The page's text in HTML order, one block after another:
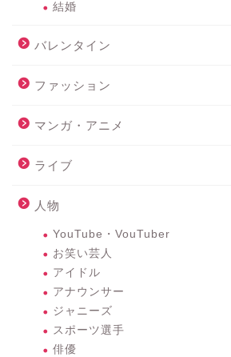
結婚
バレンタイン
ファッション
マンガ・アニメ
ライブ
人物
YouTube・VouTuber
お笑い芸人
アイドル
アナウンサー
ジャニーズ
スポーツ選手
俳優